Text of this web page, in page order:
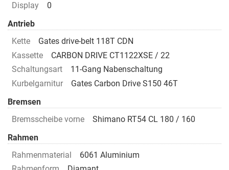
Display
0
Antrieb
Kette
Gates drive-belt 118T CDN
Kassette
CARBON DRIVE CT1122XSE / 22
Schaltungsart
11-Gang Nabenschaltung
Kurbelgarnitur
Gates Carbon Drive S150 46T
Bremsen
Bremsscheibe vorne
Shimano RT54 CL 180 / 160
Rahmen
Rahmenmaterial
6061 Aluminium